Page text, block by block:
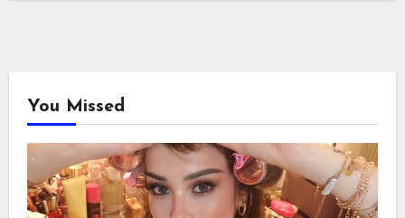
You Missed